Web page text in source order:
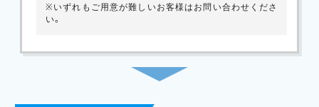
※いずれもご用意が難しいお客様はお問い合わせくださ
い。